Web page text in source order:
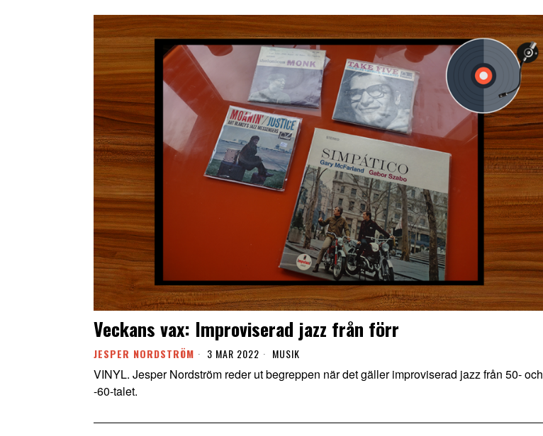
Veckans vax: Improviserad jazz från förr
JESPER NORDSTRÖM 3 MAR 2022 MUSIK
VINYL. Jesper Nordström reder ut begreppen när det gäller improviserad jazz från 50- och
-60-talet.